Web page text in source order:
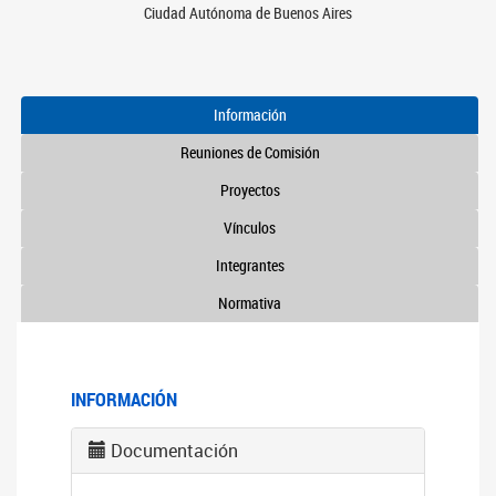
Ciudad Autónoma de Buenos Aires
Información
Reuniones de Comisión
Proyectos
Vínculos
Integrantes
Normativa
INFORMACIÓN
Documentación